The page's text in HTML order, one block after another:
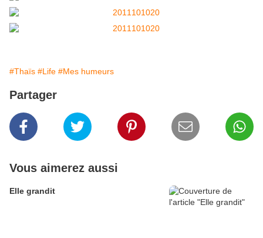
#Thaïs #Life #Mes humeurs
Partager
Vous aimerez aussi
Elle grandit